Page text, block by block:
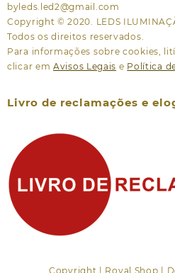
byleds.led2@gmail.com
Copyright © 2020. LEDS
Todos os direitos reservados.
Para informações sobre cookies,
clicar em Avisos Legais e Política
Livro de reclamações e
Copyright | Royal Shop |